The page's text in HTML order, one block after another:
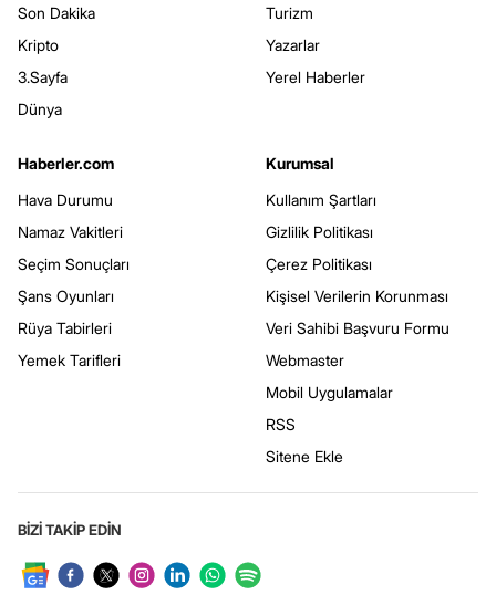
Son Dakika
Kripto
3.Sayfa
Dünya
Turizm
Yazarlar
Yerel Haberler
Haberler.com
Hava Durumu
Namaz Vakitleri
Seçim Sonuçları
Şans Oyunları
Rüya Tabirleri
Yemek Tarifleri
Kurumsal
Kullanım Şartları
Gizlilik Politikası
Çerez Politikası
Kişisel Verilerin Korunması
Veri Sahibi Başvuru Formu
Webmaster
Mobil Uygulamalar
RSS
Sitene Ekle
BİZİ TAKİP EDİN